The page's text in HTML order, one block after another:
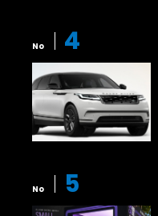
No 4
No 5